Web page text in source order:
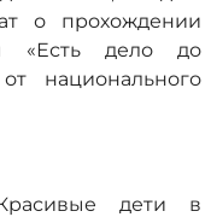
о прохождении
«Есть дело до
национального
дети в